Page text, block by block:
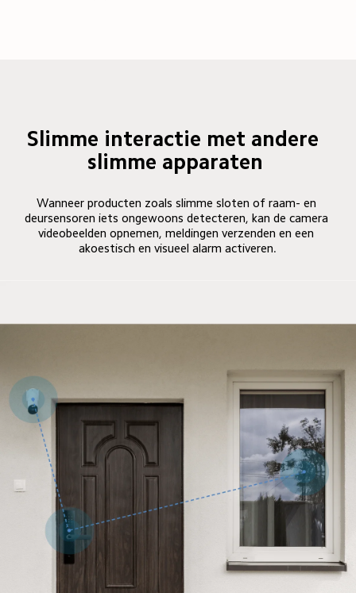
Slimme interactie met andere
slimme apparaten
Wanneer producten zoals slimme sloten of raam- en
deursensoren iets ongewoons detecteren, kan de camera
videobeelden opnemen, meldingen verzenden en een
akoestisch en visueel alarm activeren.